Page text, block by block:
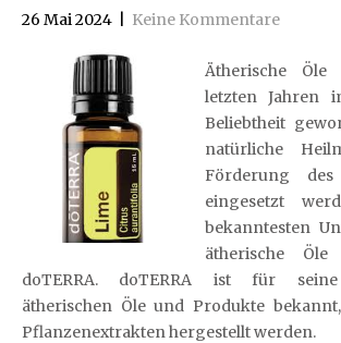
26 Mai 2024 Keine Kommentare
Ätherische
letzten Jahren
Beliebtheit
natürliche
Förderung des
eingesetzt
bekanntesten
ätherische
doTERRA. doTERRA ist für
ätherischen Öle und Produkte
Pflanzenextrakten hergestellt werden.